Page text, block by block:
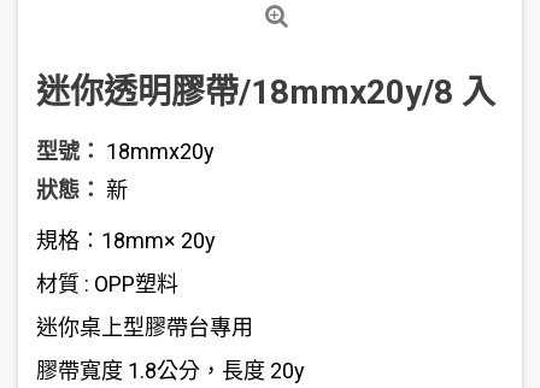
迷你透明膠帶/18mmx20y/8 入
型號： 18mmx20y
狀態： 新
規格：18mm× 20y
材質 : OPP塑料
迷你桌上型膠帶台專用
膠帶寬度 1.8公分，長度 20y